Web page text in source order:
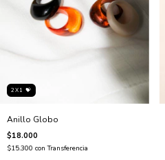
2X1 💝
Anillo Globo
$18.000
$15.300 con Transferencia